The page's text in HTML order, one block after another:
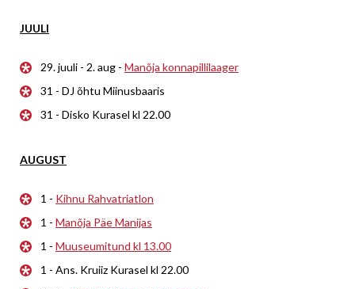
JUULI
29. juuli - 2. aug - Manõja konnapillilaager
31 - DJ õhtu Miinusbaaris
31 - Disko Kurasel kl 22.00
AUGUST
1 - Kihnu Rahvatriatlon
1 - Manõja Päe Manijas
1 - Muuseumitund kl 13.00
1 - Ans. Kruiiz Kurasel kl 22.00